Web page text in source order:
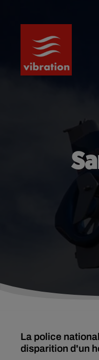
La police
disparition d'un